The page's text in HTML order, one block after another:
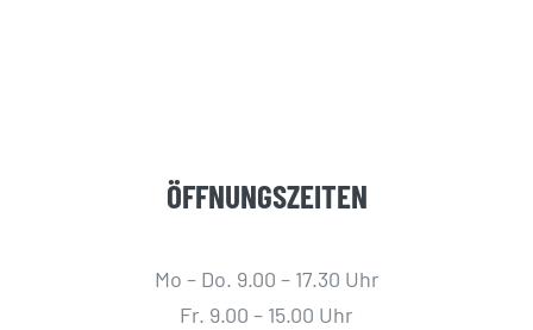
ÖFFNUNGSZEITEN
Mo – Do. 9.00 – 17.30 Uhr
Fr. 9.00 – 15.00 Uhr